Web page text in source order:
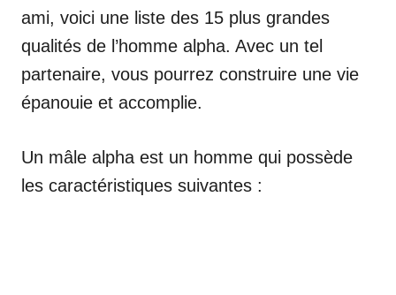
ami, voici une liste des 15 plus grandes
qualités de l’homme alpha. Avec un tel
partenaire, vous pourrez construire une vie
épanouie et accomplie.
Un mâle alpha est un homme qui possède
les caractéristiques suivantes :